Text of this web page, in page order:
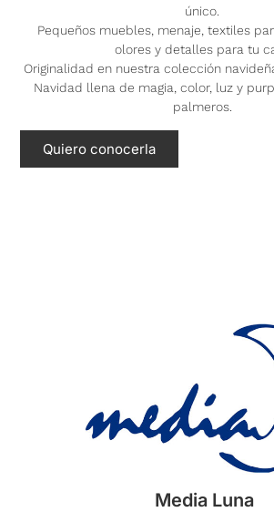
único.
Pequeños muebles, menaje, textiles
olores y detalles para tu
Originalidad en nuestra colección
Navidad llena de magia, color, luz y
palmeros.
Quiero conocerla
Media Luna